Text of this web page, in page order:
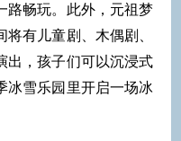
路畅玩。此外，元祖梦
有儿童剧、木偶剧、
出，孩子们可以沉浸式
冰雪乐园里开启一场冰